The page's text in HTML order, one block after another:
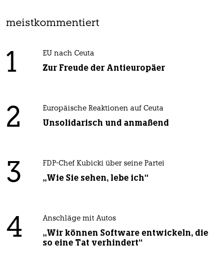
meistkommentiert
1 EU nach Ceuta
Zur Freude der Antieuropäer
2 Europäische Reaktionen auf Ceuta
Unsolidarisch und anmaßend
3 FDP-Chef Kubicki über seine Partei
„Wie Sie sehen, lebe ich“
4 Anschläge mit Autos
„Wir können Software entwickeln, die
so eine Tat verhindert“